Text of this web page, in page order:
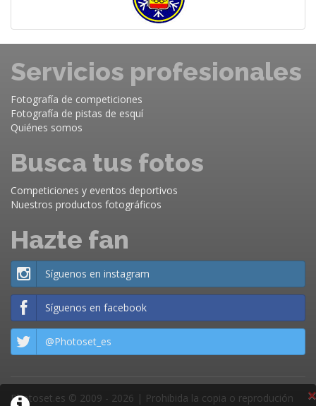
×
Servicios profesionales
Fotografía de competiciones
Fotografía de pistas de esquí
Quiénes somos
Busca tus fotos
Competiciones y eventos deportivos
Nuestros productos fotográficos
Hazte fan
Síguenos en instagram
Síguenos en facebook
@Photoset_es
Photoset.es © 2009 - 2026 | Prohibida la copia o reprodución